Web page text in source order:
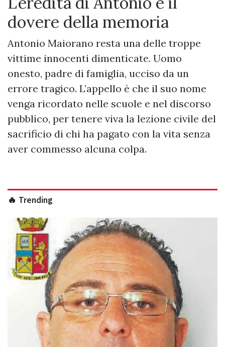
dovere della memoria
Antonio Maiorano resta una delle troppe
vittime innocenti dimenticate. Uomo
onesto, padre di famiglia, ucciso da un
errore tragico. L’appello è che il suo nome
venga ricordato nelle scuole e nel discorso
pubblico, per tenere viva la lezione civile del
sacrificio di chi ha pagato con la vita senza
aver commesso alcuna colpa.
🔥 Trending